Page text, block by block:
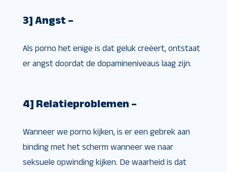
3] Angst –
Als porno het enige is dat geluk creëert, ontstaat
er angst doordat de dopamineniveaus laag zijn.
4] Relatieproblemen –
Wanneer we porno kijken, is er een gebrek aan
binding met het scherm wanneer we naar
seksuele opwinding kijken. De waarheid is dat